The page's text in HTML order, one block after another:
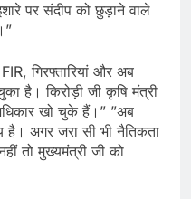
पर संदीप को छुड़ाने वाले
गिरफ्तारियां और अब
है। किरोड़ी जी कृषि मंत्री
खो चुके हैं।” ”अब
है। अगर जरा सी भी नैतिकता
तो मुख्यमंत्री जी को